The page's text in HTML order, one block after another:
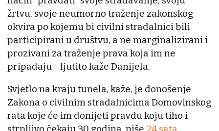
žrtvu, svoje neumorno traženje zakonskog
okvira po kojemu bi civilni stradalnici bili
participirani u društvu, a ne marginalizirani i
prozivani za traženje prava koja im ne
pripadaju - ljutito kaže Danijela.
Svjetlo na kraju tunela, kaže, je donošenje
Zakona o civilnim stradalnicima Domovinskog
rata koje će im donijeti pravdu koju tiho i